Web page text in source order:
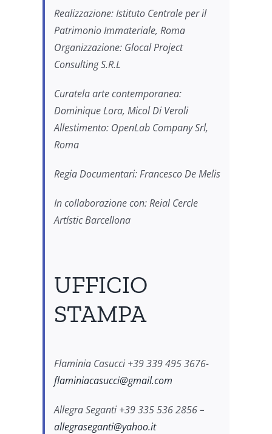
Realizzazione: Istituto Centrale per il
Patrimonio Immateriale, Roma
Organizzazione: Glocal Project
Consulting S.R.L
Curatela arte contemporanea:
Dominique Lora, Micol Di Veroli
Allestimento: OpenLab Company Srl,
Roma
Regia Documentari: Francesco De Melis
In collaborazione con: Reial Cercle
Artístic Barcellona
UFFICIO
STAMPA
Flaminia Casucci +39 339 495 3676-
flaminiacasucci@gmail.com
Allegra Seganti +39 335 536 2856 –
allegraseganti@yahoo.it